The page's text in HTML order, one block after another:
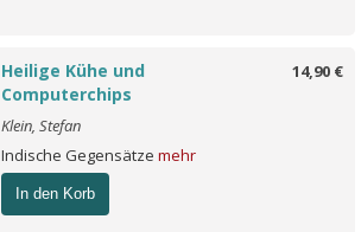
14,90 €
Heilige Kühe und
Computerchips
Klein, Stefan
Indische Gegensätze mehr
In den Korb